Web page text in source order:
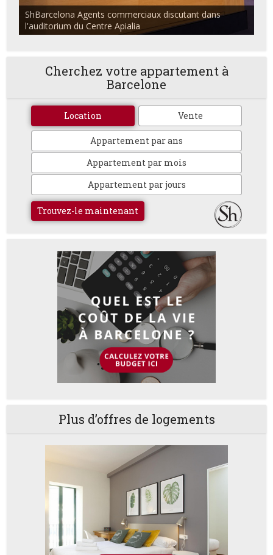
ShBarcelona Agents commerciaux discutant dans
l'auditorium du Centre Apialia
Cherchez votre appartement à
Barcelone
Location Vente
Appartement par ans
Appartement par mois
Appartement par jours
Trouvez-le maintenant
Plus d’offres de logements